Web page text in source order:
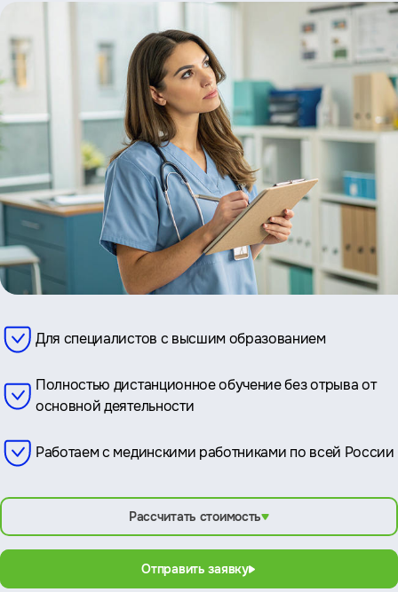
Для специалистов с высшим образованием
Полностью дистанционное обучение без отрыва от
основной деятельности
Работаем с мединскими работниками по всей России
Рассчитать стоимость
Отправить заявку